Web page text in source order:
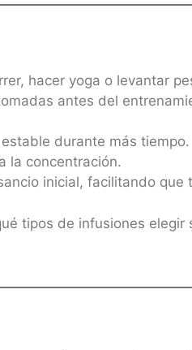
hacer yoga o levantar
antes del
durante más tiempo.
la concentración.
inicial, facilitando que
tipos de infusiones elegir